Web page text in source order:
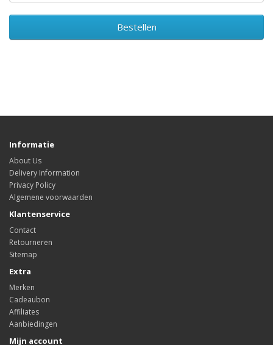
Bestellen
Informatie
About Us
Delivery Information
Privacy Policy
Algemene voorwaarden
Klantenservice
Contact
Retourneren
Sitemap
Extra
Merken
Cadeaubon
Affiliates
Aanbiedingen
Mijn account